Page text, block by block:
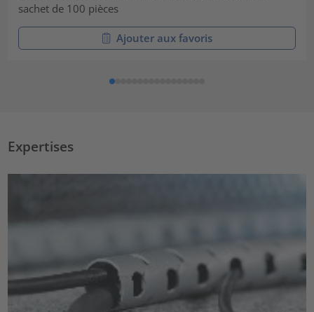
sachet de 100 pièces
Ajouter aux favoris
Expertises